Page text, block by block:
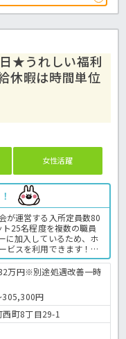
★うれしい福利
休暇は時間単位
女性活躍
が運営する入所定員数80
25名程度を複数の職員
に加入しているため、ホ
ビスを利用できます！ス
も力を入れており、腰痛
員専用の休憩室やストレ
施。有給休暇は時間単位
ジの変化に合わせた働き
法人での経験も加算して
でお気軽にお問い合わせ
介護職 正職員 老健の求
万円※別途処遇改善一時
305,300円
町8丁目29-1